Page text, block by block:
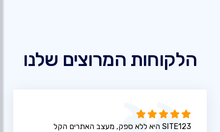
הלקוחות המרוצים שלנו
SITE123 היא ללא ספק, מעצב האתרים הקל